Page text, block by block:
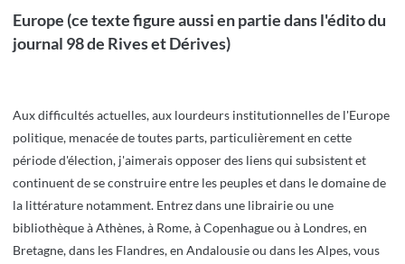
Europe (ce texte figure aussi en partie dans l'édito du
journal 98 de Rives et Dérives)
Aux difficultés actuelles, aux lourdeurs institutionnelles de l'Europe
politique, menacée de toutes parts, particulièrement en cette
période d'élection, j'aimerais opposer des liens qui subsistent et
continuent de se construire entre les peuples et dans le domaine de
la littérature notamment. Entrez dans une librairie ou une
bibliothèque à Athènes, à Rome, à Copenhague ou à Londres, en
Bretagne, dans les Flandres, en Andalousie ou dans les Alpes, vous